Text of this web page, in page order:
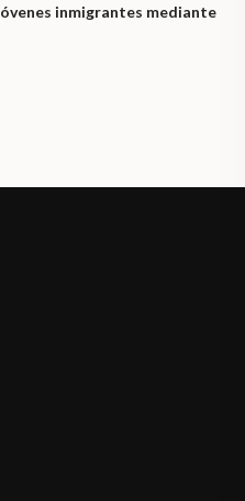
inmigrantes mediante